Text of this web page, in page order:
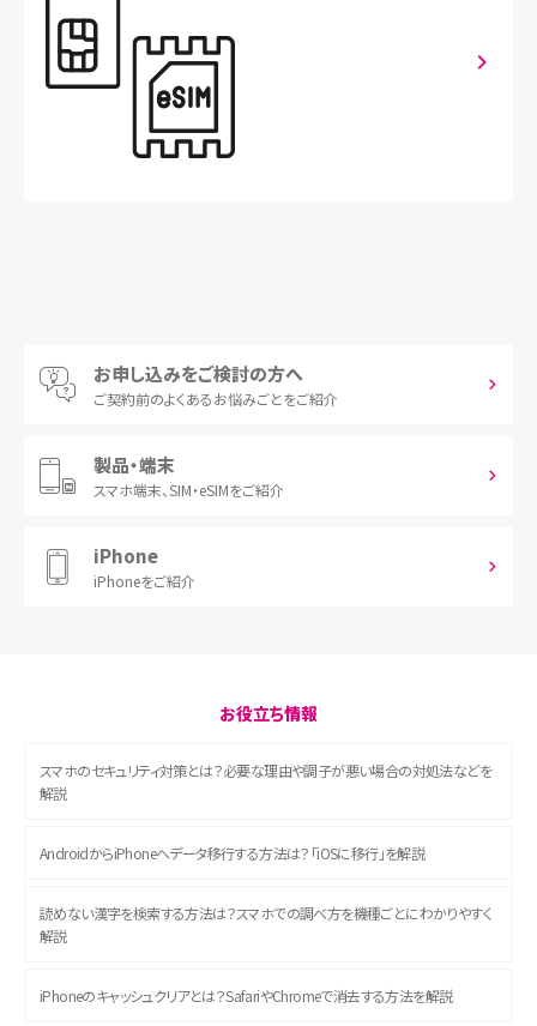
お申し込みをご検討の方へ
ご契約前のよくあるお悩みごとをご紹介
製品・端末
スマホ端末、SIM・eSIMをご紹介
iPhone
iPhoneをご紹介
お役立ち情報
スマホのセキュリティ対策とは？必要な理由や調子が悪い場合の対処法などを
解説
AndroidからiPhoneへデータ移行する方法は？「iOSに移行」を解説
読めない漢字を検索する方法は？スマホでの調べ方を機種ごとにわかりやすく
解説
iPhoneのキャッシュクリアとは？SafariやChromeで消去する方法を解説